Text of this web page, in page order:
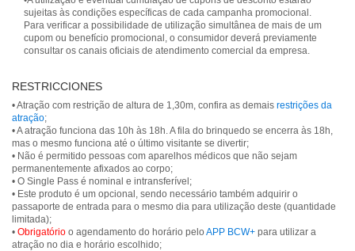
sujeitas às condições específicas de cada campanha promocional.
Para verificar a possibilidade de utilização simultânea de mais de um
cupom ou benefício promocional, o consumidor deverá previamente
consultar os canais oficiais de atendimento comercial da empresa.
RESTRICCIONES
• Atração com restrição de altura de 1,30m, confira as demais restrições da
atração;
• A atração funciona das 10h às 18h. A fila do brinquedo se encerra às 18h,
mas o mesmo funciona até o último visitante se divertir;
• Não é permitido pessoas com aparelhos médicos que não sejam
permanentemente afixados ao corpo;
• O Single Pass é nominal e intransferível;
• Este produto é um opcional, sendo necessário também adquirir o
passaporte de entrada para o mesmo dia para utilização deste (quantidade
limitada);
• Obrigatório o agendamento do horário pelo APP BCW+ para utilizar a
atração no dia e horário escolhido;